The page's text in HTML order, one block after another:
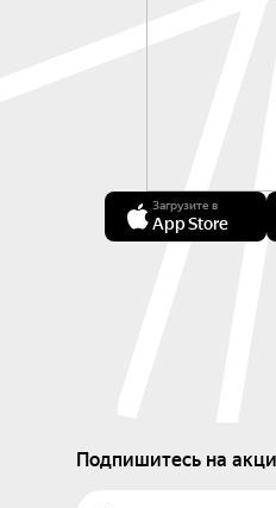
Загрузите в
App Store
Подпишитесь на